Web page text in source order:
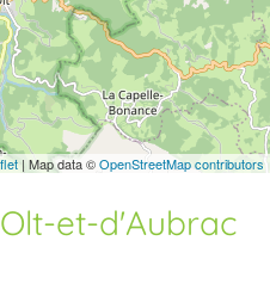
| Map data ©OpenStreetMap contributors
et-d'Aubrac